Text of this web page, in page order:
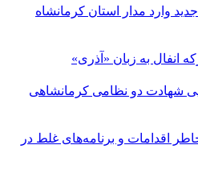
برق جدید وارد مدار استان کرمانشاه
شهادت دو نظامی کرمانشاهی
اقدامات و برنامه‌های غلط در